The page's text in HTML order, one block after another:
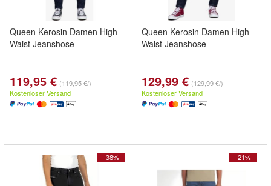
Queen Kerosin Damen High
Waist Jeanshose
119,95 € (119,95 €/)
Kostenloser Versand
Queen Kerosin Damen High
Waist Jeanshose
129,99 € (129,99 €/)
Kostenloser Versand
- 38% - 21%